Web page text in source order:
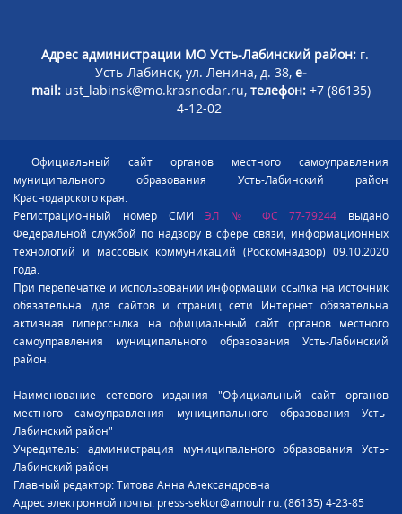
Адрес администрации МО Усть-Лабинский район: г.
Усть-Лабинск, ул. Ленина, д. 38, e-
mail: ust_labinsk@mo.krasnodar.ru, телефон: +7 (86135)
4-12-02
Официальный сайт органов местного самоуправления
муниципального образования Усть-Лабинский район
Краснодарского края.
Регистрационный номер СМИЭЛ № ФС 77-79244 выдано
Федеральной службой по надзору в сфере связи, информационных
технологий и массовых коммуникаций (Роскомнадзор) 09.10.2020
года.
При перепечатке и использовании информации ссылка на источник
обязательна. для сайтов и страниц сети Интернет обязательна
активная гиперссылка на официальный сайт органов местного
самоуправления муниципального образования Усть-Лабинский
район.
Наименование сетевого издания "Официальный сайт органов
местного самоуправления муниципального образования Усть-
Лабинский район"
Учредитель: администрация муниципального образования Усть-
Лабинский район
Главный редактор: Титова Анна Александровна
Адрес электронной почты: press-sektor@amoulr.ru. (86135) 4-23-85